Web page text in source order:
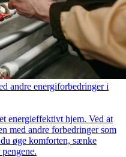
andre energiforbedringer i
energieffektivt hjem. Ved at
med andre forbedringer som
øge komforten, sænke